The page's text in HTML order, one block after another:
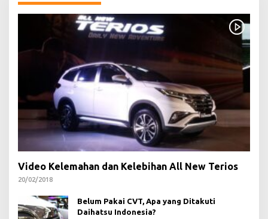
Video Kelemahan dan Kelebihan All New Terios
20/02/2018
Belum Pakai CVT, Apa yang Ditakuti
Daihatsu Indonesia?